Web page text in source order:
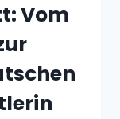
Vom